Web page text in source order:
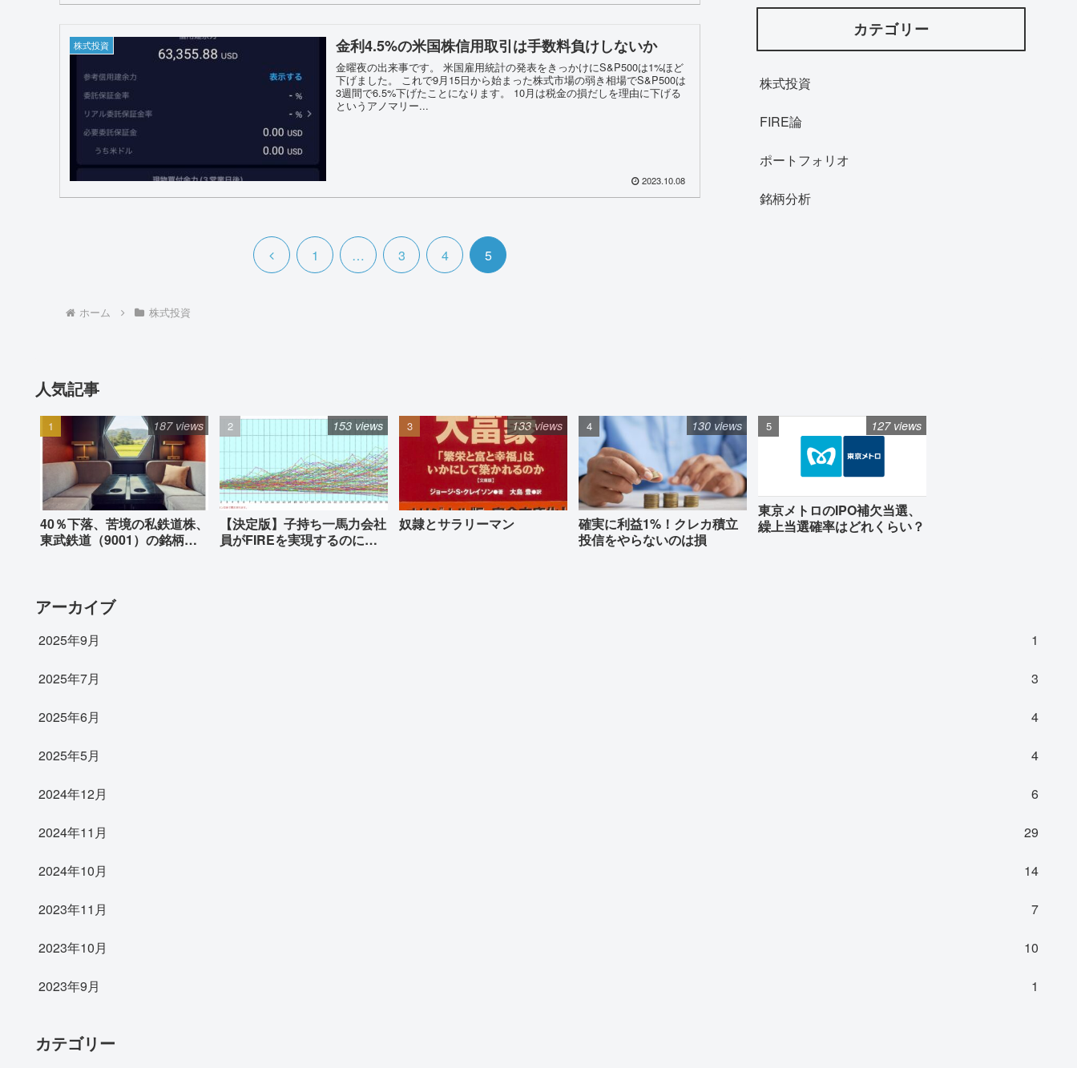
株式投資 金利4.5%の米国株信用取引は手数料負けしないか
金曜夜の出来事です。 米国雇用統計の発表をきっかけにS&P500は1%ほど
下げました。 これで9月15日から始まった株式市場の弱き相場でS&P500は
3週間で6.5%下げたことになります。 10月は税金の損だしを理由に下げる
というアノマリー...
2023.10.08
前
1 … 3 4 5
ホーム 株式投資
カテゴリー
株式投資
FIRE論
ポートフォリオ
銘柄分析
人気記事
40％下落、苦境の私鉄道株、
東武鉄道（9001）の銘柄分
187 views
【決定版】子持ち一馬力会社
員がFIREを実現するのに必
153 views
奴隷とサラリーマン
133 views
確実に利益1%！クレカ積立
投信をやらないのは損
130 views
東京メトロのIPO補欠当選、
繰上当選確率はどれくらい？
127 views
アーカイブ
2025年9月 1
2025年7月 3
2025年6月 4
2025年5月 4
2024年12月 6
2024年11月 29
2024年10月 14
2023年11月 7
2023年10月 10
2023年9月 1
カテゴリー